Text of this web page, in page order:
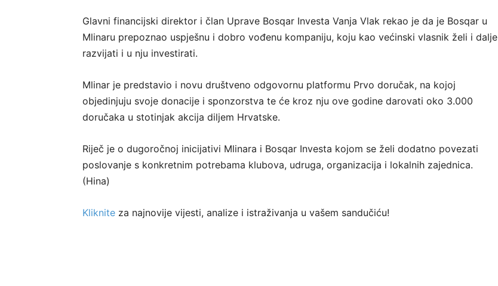
Glavni financijski direktor i član Uprave Bosqar Investa Vanja Vlak rekao je da je Bosqar u
Mlinaru prepoznao uspješnu i dobro vođenu kompaniju, koju kao većinski vlasnik želi i dalje
razvijati i u nju investirati.
Mlinar je predstavio i novu društveno odgovornu platformu Prvo doručak, na kojoj
objedinjuju svoje donacije i sponzorstva te će kroz nju ove godine darovati oko 3.000
doručaka u stotinjak akcija diljem Hrvatske.
Riječ je o dugoročnoj inicijativi Mlinara i Bosqar Investa kojom se želi dodatno povezati
poslovanje s konkretnim potrebama klubova, udruga, organizacija i lokalnih zajednica.
(Hina)
Kliknite za najnovije vijesti, analize i istraživanja u vašem sandučiću!